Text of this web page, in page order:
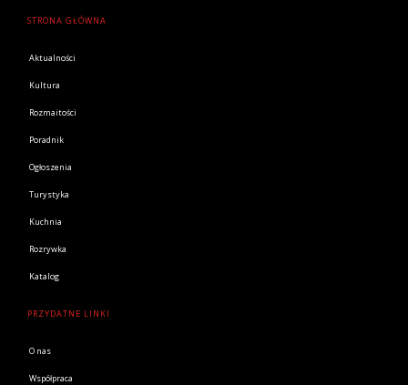
STRONA GŁÓWNA
Aktualności
Kultura
Rozmaitości
Poradnik
Ogłoszenia
Turystyka
Kuchnia
Rozrywka
Katalog
PRZYDATNE LINKI
O nas
Współpraca